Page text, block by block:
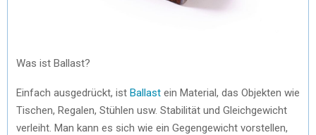
Was ist Ballast?
Einfach ausgedrückt, ist Ballast ein Material, das Objekten wie
Tischen, Regalen, Stühlen usw. Stabilität und Gleichgewicht
verleiht. Man kann es sich wie ein Gegengewicht vorstellen,